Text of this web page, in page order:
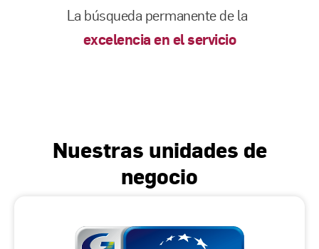
La búsqueda permanente de la
excelencia en el servicio
Nuestras unidades de
negocio